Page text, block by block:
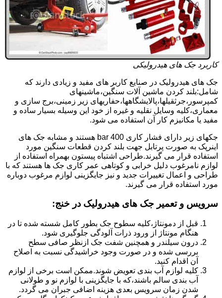
کاربرد جک های هیدرولیکی
جک های هیدرولیک در صنایع کاربر های مفید و زیادی دارند که
شامل:بلند کردن ماشین آلات سنگین،ماشینهای
کمپرسور،جرثقیلها،پالایشگاهها،حفاریهای زیر زمینی،برج سازی و
معماری،کلیه وسایل نقلیه و غیره از خود این وسیله بسیار ساده و
مفید یا مکانیزم کار آن استفاده می شود.
جکهای زیر دارای فشار کاری 400 bar هستند و مشابه جک های
اینرپک به صورت پرتابل جهت بلند کردن قطعات سنگین مورد
استفاده قرار می گیرند.طراحی اشتباه پیستون بهمراه استفاده از
لوازم نامرغوب دلیل خرابی و کوتاهی عمر کاری جک ها هستند که با
طراحی و اعمال تغییرات جدید و نیز جایگزینی لوازم مرغوب دوباره
مورد استفاده قرار می گیرند.
سرویس و تعمیر جک های هیدرولیک در خنج:
قبل از دمونتاژ،کلیه سطوح جک بطور کامل شسته شده تا در
هنگام مونتاژ از ورود ذرات آلودگی جلوگیری شود.
درون سیلندر و همچنین شفت جک ازنظر صافی سطح
بررسی شده و در صورت وجود خراشیدگی نسبت به اصلاح
آن اقدام کنید.
کلیه لوازم آب بندی تعویض شوند.ممکن است برخی از لوازم
آب بندی سالم باشند،که با جایگزینی با لوازم نو و طولانی
شدن زمان سرویس بعدی هزینه اضافی جبران می گردد.